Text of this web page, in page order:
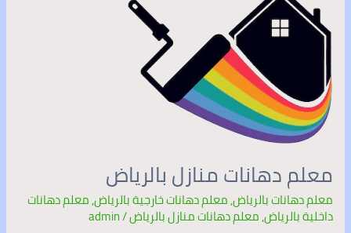
معلم دهانات منازل بالرياض
معلم دهانات بالرياض,معلم دهانات خارجية بالرياض,معلم دهانات
داخلية بالرياض,معلم دهانات منازل بالرياض/
admin
دهانات
منازل
بالرياض